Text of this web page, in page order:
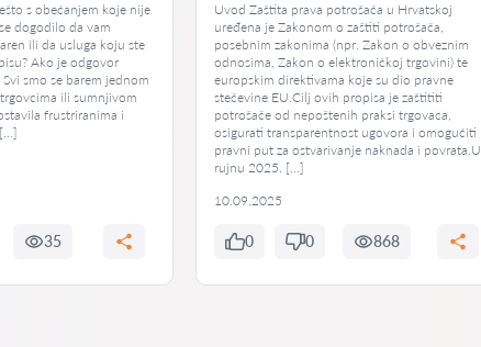
s obećanjem koje nije
dogodilo da vam
ili da usluga koju ste
Ako je odgovor
smo se barem jednom
ili sumnjivom
frustriranima i
35
Uvod Zaštita prava potrošača u Hrvatskoj
uređena je Zakonom o zaštiti potrošača,
posebnim zakonima (npr. Zakon o obveznim
odnosima, Zakon o elektroničkoj trgovini) te
europskim direktivama koje su dio pravne
stečevine EU.Cilj ovih propisa je zaštititi
potrošače od nepoštenih praksi trgovaca,
osigurati transparentnost ugovora i omogućiti
pravni put za ostvarivanje naknada i povrata.U
rujnu 2025. […]
10.09.2025
0 0 868